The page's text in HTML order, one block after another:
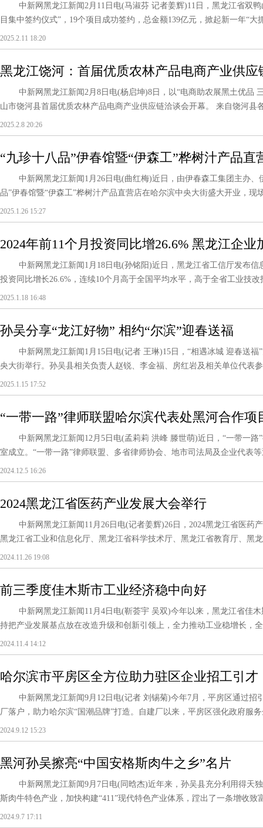
中新网黑龙江新闻2月11日电(马淑芬 记者姜辉)11日，黑龙江省双鸭
目集中签约仪式”，19个项目成功签约，总金额139亿元，掀起新一年“
2025.2.11 18:20
黑龙江饶河：首届优质农林产品电商产业供应
中新网黑龙江新闻2月8日电(杨启坤)8日，以“电商助农展黑土优品
山市饶河县首届优质农林产品电商产业供应链洽谈会开幕。 来自饶河县
2025.2.8 20:26
“九珍十八品”伊春馆暨“伊森工”桦树汁产品直
中新网黑龙江新闻1月26日电(曲红梅)近日，由伊春森工集团主办、
品”伊春馆暨“伊森工”桦树汁产品直营店在哈尔滨中央大街盛大开业，
2025.1.26 15:27
2024年前11个月投资同比增26.6% 黑龙江企
中新网黑龙江新闻1月18日电(孙铭阳)近日，黑龙江省工信厅发布信
投资同比增长26.6%，连续10个月高于全国平均水平，高于全省工业技
2025.1.18 16:48
孙吴分享“龙江好物” 相约“尔滨”迎春送福
中新网黑龙江新闻1月15日电(记者 王琳)15日，“相遇冰城 迎春送福
央大街举行。孙吴县相关负责人赵锐、李金福、房红岩及相关单位代表
2025.1.15 17:52
“一带一路”律师联盟哈尔滨代表处黑河合作项
中新网黑龙江新闻12月5日电(孟莉莉 洪峰 滕世萌)近日，“一带一路
室成立。“一带一路”律师联盟、多省律师协会、地市司法局及企业代表
2024.12.5 16:26
2024黑龙江省医药产业发展大会举行
中新网黑龙江新闻11月26日电(记者姜辉)26日，2024黑龙江省医药
黑龙江省工业和信息化厅、黑龙江省科学技术厅、黑龙江省教育厅、黑
2024.11.26 19:08
前三季度佳木斯市工业经济稳中向好
中新网黑龙江新闻11月4日电(靳荟宇 吴双)今年以来，黑龙江省佳木
持把产业发展基点放在改造升级和创新引领上，全力推动工业稳增长，
2024.11.4 14:12
哈尔滨市平房区全方位助力驻区企业招工引才
中新网黑龙江新闻9月12日电(记者 刘锡菊)今年7月，平房区通过招
厂落户，助力哈尔滨“国潮品牌”打造。自建厂以来，平房区强化政府服
2024.9.12 15:23
黑河孙吴擦亮“中国安格斯肉牛之乡”名片
中新网黑龙江新闻9月7日电(同晗杰)近年来，孙吴县充分利用得天独
斯肉牛特色产业，加快构建“411”现代特色产业体系，蹚出了一条增收致
2024.9.7 17:11